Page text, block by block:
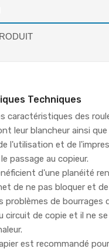
Techniques
caractéristiques des
leur blancheur ainsi que
l'utilisation et de
passage au copieur.
d'une planéité
de ne pas bloquer et de
problèmes de bourrages
circuit de copie et il ne
est recommandé